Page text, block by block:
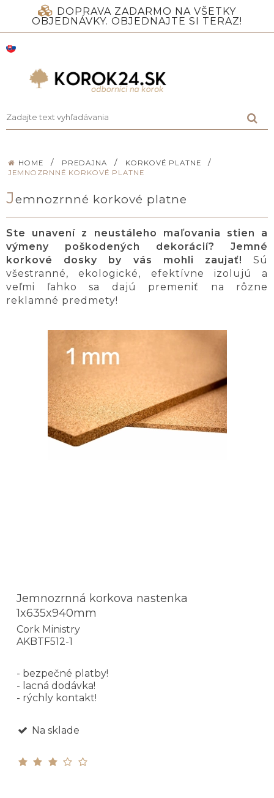
DOPRAVA ZADARMO NA VŠETKY
OBJEDNÁVKY. OBJEDNAJTE SI TERAZ!
HOME / PREDAJNA / KORKOVÉ PLATNE /
JEMNOZRNNÉ KORKOVÉ PLATNE
Jemnozrnné korkové platne
Ste unavení z neustáleho maľovania stien a
výmeny poškodených dekorácií? Jemné
korkové dosky by vás mohli zaujať! Sú
všestranné, ekologické, efektívne izolujú a
veľmi ľahko sa dajú premeniť na rôzne
reklamné predmety!
Jemnozrnná korkova nastenka
1x635x940mm
Cork Ministry
AKBTF512-1
- bezpečné platby!
- lacná dodávka!
- rýchly kontakt!
Na sklade